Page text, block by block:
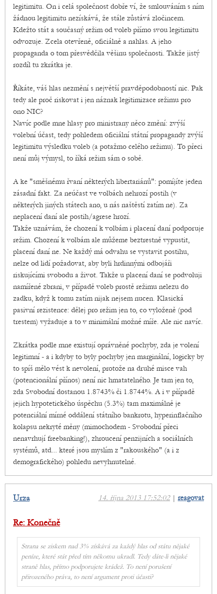
legitimitu. On i celá společnost dobře ví, že smlouváním s ním
žádnou legitimitu nezískává, že stále zůstává zločincem.
Kdežto stát a současný režim od voleb přímo svou legitimitu
odvozuje. Zcela otevřeně, oficiálně a nahlas. A jeho
propaganda o tom přesvědčila věšinu společnosti. Takže jistý
rozdíl tu zkrátka je.
Říkáte, váš hlas nezmění s největší pravděpodobností nic. Pak
tedy ale proč riskovat i jen náznak legitimizace režimu pro
ono NIC?
Navíc podle mne hlasy pro ministrany něco změní: zvýší
volební účast, tedy pohledem oficiální státní propagandy zvýší
legitimitu výsledku voleb (a potažmo celého režimu). To přeci
není můj výmysl, to říká režim sám o sobě.
A ke "směšnému řvaní některých libertariánů": pomíjíte jeden
zásadní fakt. Za neúčast ve volbách nehrozí postih (v
některých jiných státech ano, u nás naštěstí zatím ne). Za
neplacení daní ale postih/agrese hrozí.
Takže uznávám, že chození k volbám i placení daní podporuje
režim. Chození k volbám ale můžeme beztrestně vypustit,
placení daní ne. Ne každý má odvahu se vystavit postihu,
nelze od lidí požadovat, aby byli hrdinnými odbojáři
riskujícími svobodu a život. Takže u placení daní se podvoluji
namířené zbrani, v případě voleb prostě režimu nelezu do
zadku, když k tomu zatím nijak nejsem nucen. Klasická
pasivní rezistence: dělej pro režim jen to, co vyloženě (pod
trestem) vyžaduje a to v minimální možné míře. Ale nic navíc.
Zkrátka podle mne existují oprávněné pochyby, zda je volení
legitimní - a i kdyby to byly pochyby jen marginální, logicky by
to spíš mělo vést k nevolení, protože na druhé misce vah
(potencionální přínos) není nic hmatatelného. Je tam jen to,
zda Svobodní dostanou 1.8743% či 1.8744%. A i v případě
jejich hypotetického úspěchu (5.3%) tam maximálně je
potenciální mírné oddálení státního bankrotu, hyperinflačního
kolapsu nekryté měny (mimochodem - Svobodní přeci
nenavrhují freebanking!), zhroucení penzijních a sociálních
systémů, atd... které jsou myslím z "rakouského" (a i z
demografického) pohledu nevyhnutelné.
14. října 2013 17:52:02| reagovat
Urza
Re: Konečně
Strana se ziskem nad 3% získává za každý hlas od státu nějaké
peníze, které stát před tím někomu ukradl. Tedy dáte-li nějaké
straně hlas, přímo podporujete krádež. To není porušení
přirozeného práva, to není argument proti účasti?